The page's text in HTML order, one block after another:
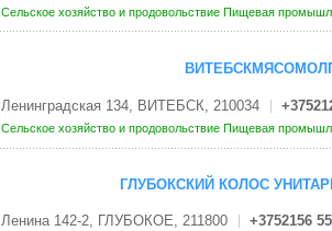
Сельское хозяйство и продовольствие Пищевая
Ленинградская 134, ВИТЕБСК, 210034
Сельское хозяйство и продовольствие Пищевая
ГЛУБОКСКИЙ КОЛОС
Ленина 142-2, ГЛУБОКОЕ, 211800 +3752156